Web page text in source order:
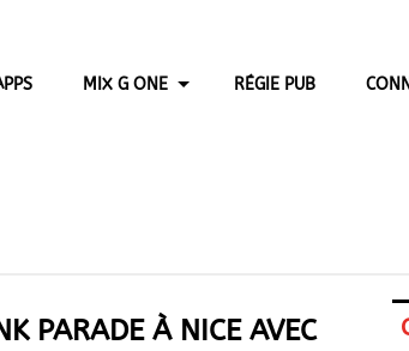
MIX G ONE RÉGIE PUB
PARADE À NICE AVEC